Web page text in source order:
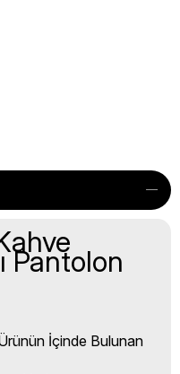
Pantolon
İçinde Bulunan